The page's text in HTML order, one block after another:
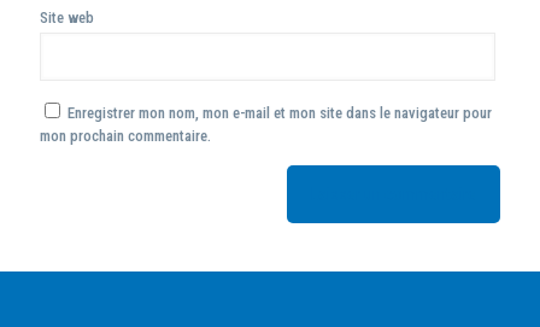
Site web
Enregistrer mon nom, mon e-mail et mon site dans le navigateur pour
mon prochain commentaire.